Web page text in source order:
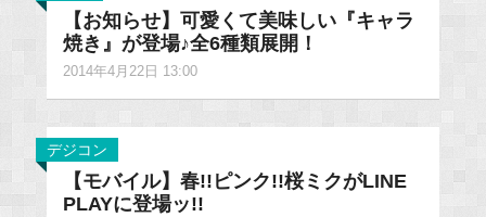
【お知らせ】可愛くて美味しい『キャラ
焼き』が登場♪全6種類展開！
2014年4月22日 13:00
デジコン
【モバイル】春!!ピンク!!桜ミクがLINE
PLAYに登場ッ!!